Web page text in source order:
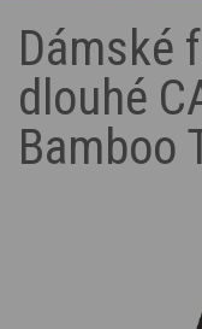
Dámské
dlouhé
Bamboo